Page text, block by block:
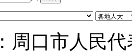
周口市人民